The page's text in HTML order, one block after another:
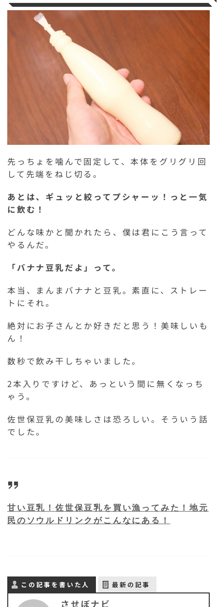
先っちょを噛んで固定して、本体をグリグリ回
して先端をねじ切る。
あとは、ギュッと絞ってプシャーッ！っと一気
に飲む！
どんな味かと聞かれたら、僕は君にこう言って
やるんだ。
「バナナ豆乳だよ」って。
本当、まんまバナナと豆乳。素直に、ストレー
トにそれ。
絶対にお子さんとか好きだと思う！美味しいも
ん！
数秒で飲み干しちゃいました。
2本入りですけど、あっという間に無くなっち
ゃう。
佐世保豆乳の美味しさは恐ろしい。そういう話
でした。
甘い豆乳！佐世保豆乳を買い漁ってみた！地元
民のソウルドリンクがこんなにある！
この記事を書いた人 最新の記事
させぼナビ